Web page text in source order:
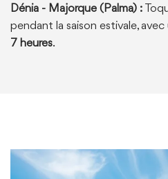
Dénia - Majorque (Palma) :
pendant la saison estivale,
7 heures.